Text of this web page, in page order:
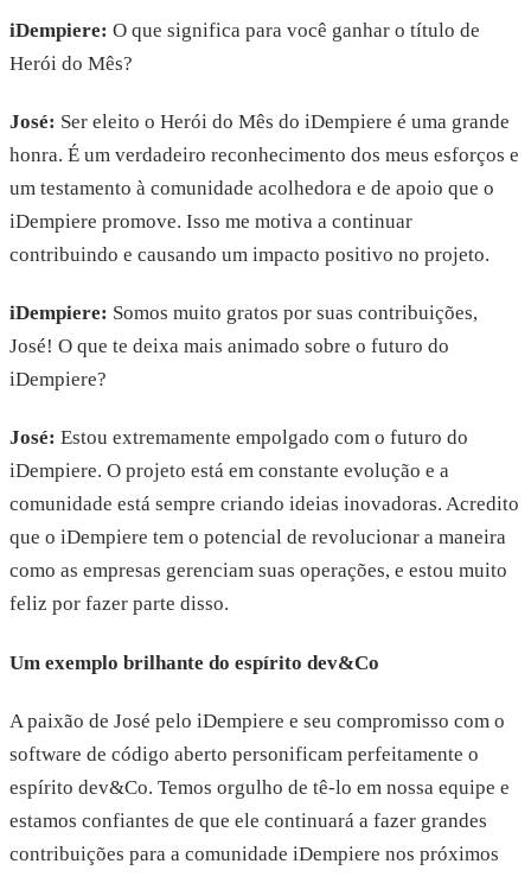
iDempiere: O que significa para você ganhar o título de
Herói do Mês?
José: Ser eleito o Herói do Mês do iDempiere é uma grande
honra. É um verdadeiro reconhecimento dos meus esforços e
um testamento à comunidade acolhedora e de apoio que o
iDempiere promove. Isso me motiva a continuar
contribuindo e causando um impacto positivo no projeto.
iDempiere: Somos muito gratos por suas contribuições,
José! O que te deixa mais animado sobre o futuro do
iDempiere?
José: Estou extremamente empolgado com o futuro do
iDempiere. O projeto está em constante evolução e a
comunidade está sempre criando ideias inovadoras. Acredito
que o iDempiere tem o potencial de revolucionar a maneira
como as empresas gerenciam suas operações, e estou muito
feliz por fazer parte disso.
Um exemplo brilhante do espírito dev&Co
A paixão de José pelo iDempiere e seu compromisso com o
software de código aberto personificam perfeitamente o
espírito dev&Co. Temos orgulho de tê-lo em nossa equipe e
estamos confiantes de que ele continuará a fazer grandes
contribuições para a comunidade iDempiere nos próximos